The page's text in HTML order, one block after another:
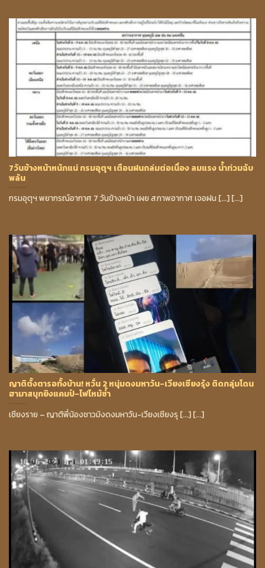
7วันข้างหน้าหนักแน่ กรมอุตุฯ เตือนฝนถล่มต่อเนื่อง ลมแรง น้ำท่วมฉับ
พลัน
กรมอุตุฯ พยากรณ์อากาศ 7 วันข้างหน้า เผย สภาพอากาศ เจอฝน [...] [...]
ญาติตั้งตารอทั้งบ้าน! หวั่น 2 หนุ่มดงมหาวัน-เวียงเชียงรุ้ง ติดกลุ่มโดน
ฮามาสบุกยิงแคมป์-ไฟไหม้ซ้ำ
เชียงราย – ญาติพี่น้องชาวม้งดงมหาวัน-เวียงเชียงรุ [...] [...]